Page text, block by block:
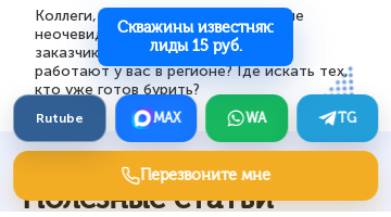
Rutube
Коллеги, поделитесь опытом? Какие
неочевидные каналы привлечения
заказчиков на известняк реально
работают у вас в регионе? Где искать тех,
кто уже готов бурить?
Полезные статьи
MAX WA TG
Перезвоните мне
Скважины известняк:
лиды 15 руб.